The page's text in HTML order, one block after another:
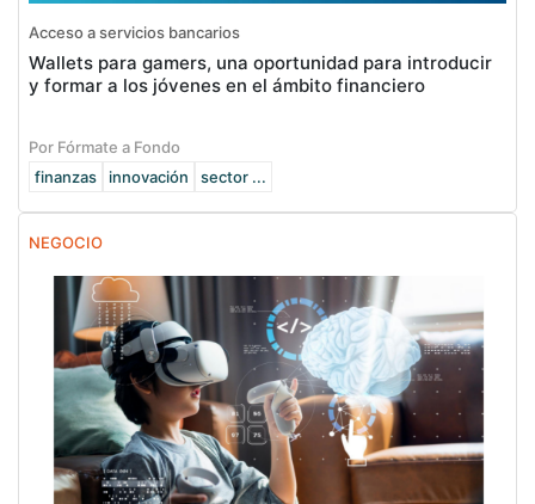
Acceso a servicios bancarios
Wallets para gamers, una oportunidad para introducir
y formar a los jóvenes en el ámbito financiero
Por Fórmate a Fondo
finanzas
innovación sector ...
NEGOCIO